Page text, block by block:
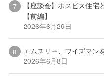
【座談会】ホスピス住宅
【前編】
2026年6月29日
エムスリー、ワイズマン
2026年6月8日